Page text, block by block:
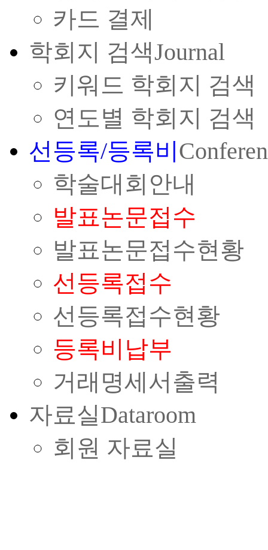
카드 결제
학회지 검색Journal
키워드 학회지 검색
연도별 학회지 검색
선등록/등록비
학술대회안내
발표논문접수
발표논문접수현황
선등록접수
선등록접수현황
등록비납부
거래명세서출력
자료실Dataroom
회원 자료실